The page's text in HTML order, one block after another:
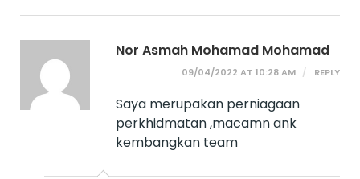
Nor Asmah Mohamad Mohamad
09/04/2022 AT 10:28 AM REPLY
Saya merupakan perniagaan
perkhidmatan ,macamn ank
kembangkan team